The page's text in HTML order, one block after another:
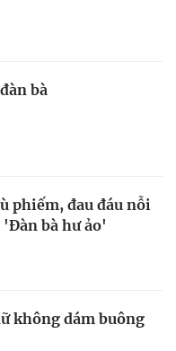
bà
phiếm, đau đáu nỗi
bà hư ảo'
không dám buông